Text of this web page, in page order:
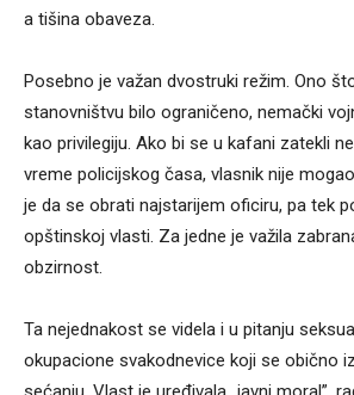
a tišina obaveza.
Posebno je važan dvostruki režim. Ono
stanovništvu bilo ograničeno, nemački
kao privilegiju. Ako bi se u kafani zatekli
vreme policijskog časa, vlasnik nije
je da se obrati najstarijem oficiru, pa tek
opštinskoj vlasti. Za jedne je važila
obzirnost.
Ta nejednakost se videla i u pitanju
okupacione svakodnevice koji se obično